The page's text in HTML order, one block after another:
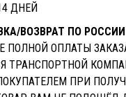
ДНЕЙ
ВОЗВРАТ ПО
ПОЛНОЙ ОПЛАТЫ
ТРАНСПОРТНОЙ
ПРИ